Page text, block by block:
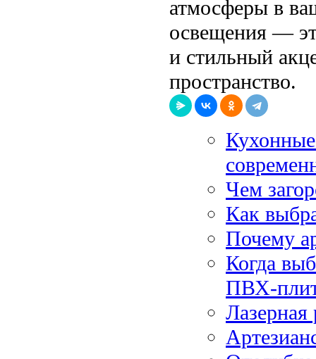
атмосферы в
освещения —
и стильный
пространство.
Чем
Как
Почему
Когда
ПВХ-
Лазерная